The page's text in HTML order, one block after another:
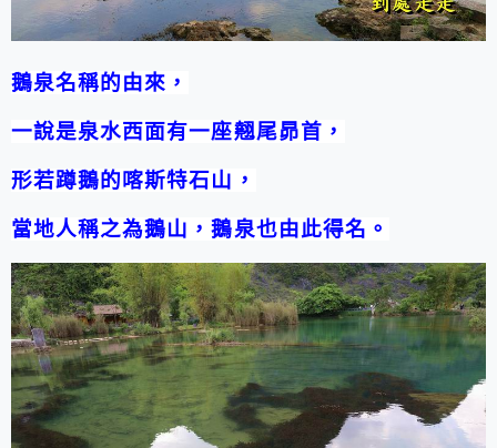
鵝泉名稱的由來，
一說是泉水西面有一座翹尾昴首，
形若蹲鵝的喀斯特石山，
當地人稱之為鵝山，鵝泉也由此得名。